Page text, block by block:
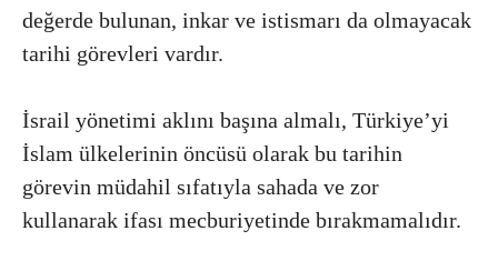
değerde bulunan, inkar ve istismarı da olmayacak
tarihi görevleri vardır.
İsrail yönetimi aklını başına almalı, Türkiye’yi
İslam ülkelerinin öncüsü olarak bu tarihin
görevin müdahil sıfatıyla sahada ve zor
kullanarak ifası mecburiyetinde bırakmamalıdır.